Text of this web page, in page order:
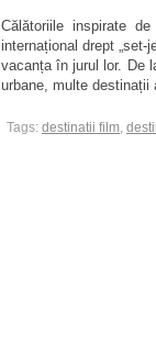
Călătoriile inspirate
internațional drept
vacanța în jurul lor. De
urbane, multe destinații
Tags: destinatii film,